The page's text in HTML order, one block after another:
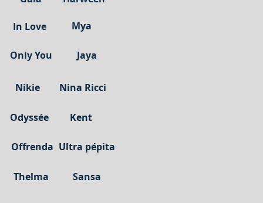
In Love Mya
Only You Jaya
Nina Ricci
Nikie
Odyssée Kent
Offrenda Ultra pépita
Sansa
Thelma